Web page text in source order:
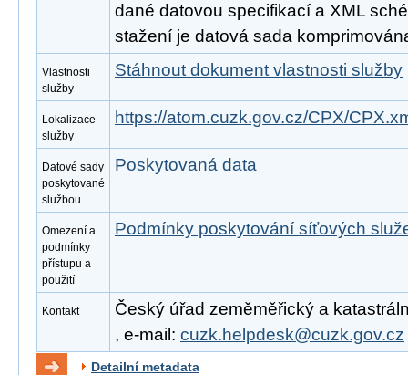
dané datovou specifikací a XML
stažení je datová sada
Vlastnosti
služby
Stáhnout dokument vlastnosti služby
Lokalizace
služby
https://atom.cuzk.gov.cz/CPX/
Datové sady
poskytované
službou
Poskytovaná data
Omezení a
podmínky
přístupu a
použití
Podmínky poskytování síťových
Kontakt
Český úřad zeměměřický a
, e-mail: cuzk.helpdesk@cuzk.gov.cz
Detailní metadata